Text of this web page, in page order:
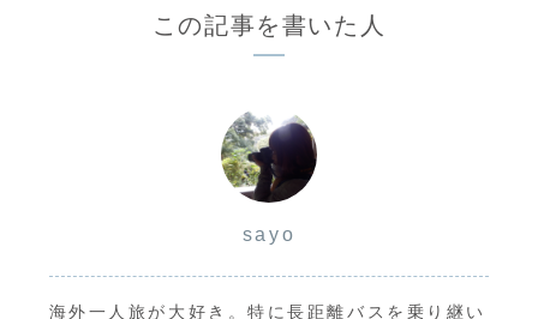
この記事を書いた人
sayo
海外一人旅が大好き。特に長距離バスを乗り継い